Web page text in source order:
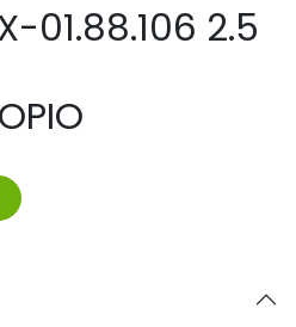
01.88.106 2.5